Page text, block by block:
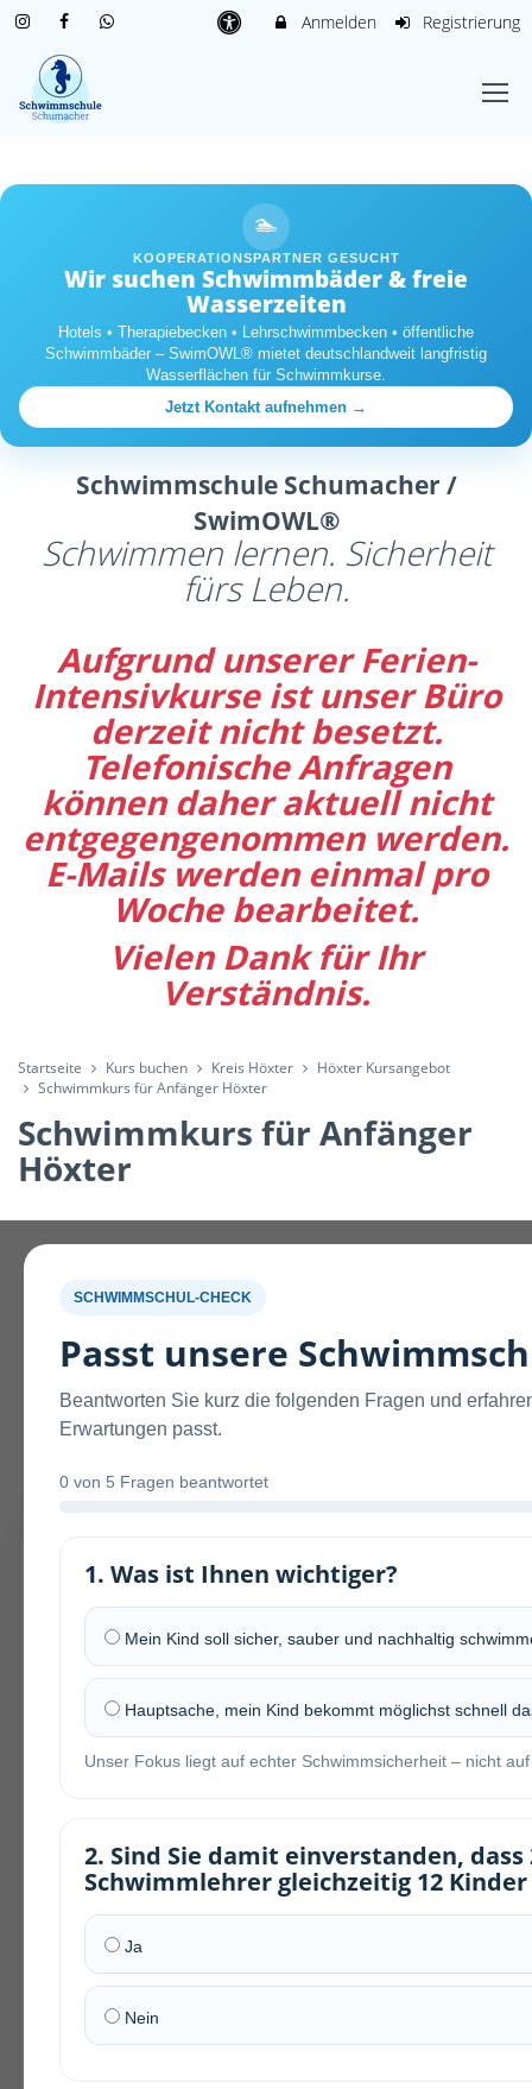
Anmelden Registrierung
🏊
KOOPERATIONSPARTNER GESUCHT
Wir suchen Schwimmbäder & freie
Wasserzeiten
Hotels • Therapiebecken • Lehrschwimmbecken • öffentliche
Schwimmbäder – SwimOWL® mietet deutschlandweit langfristig
Wasserflächen für Schwimmkurse.
Jetzt Kontakt aufnehmen →
Schwimmschule Schumacher /
SwimOWL®
Schwimmen lernen. Sicherheit
fürs Leben.
Aufgrund unserer Ferien-
Intensivkurse ist unser Büro
derzeit nicht besetzt.
Telefonische Anfragen
können daher aktuell nicht
entgegengenommen werden.
E-Mails werden einmal pro
Woche bearbeitet.
Vielen Dank für Ihr
Verständnis.
Startseite Kurs buchen Kreis Höxter
Höxter Kursangebot
Schwimmkurs für Anfänger Höxter
Schwimmkurs für Anfänger
Höxter
SCHWIMMSCHUL-CHECK
Passt unsere
Beantworten Sie kurz die folgenden Fragen und
Erwartungen passt.
0 von 5 Fragen beantwortet
1. Was ist Ihnen wichtiger?
Mein Kind soll sicher, sauber und nachhaltig
Hauptsache, mein Kind bekommt möglichst schnell
Unser Fokus liegt auf echter Schwimmsicherheit – nicht
2. Sind Sie damit einverstanden,
Schwimmlehrer gleichzeitig 12
Ja
Nein
Schwimmkurs buchen
Kurs direkt online buchen.